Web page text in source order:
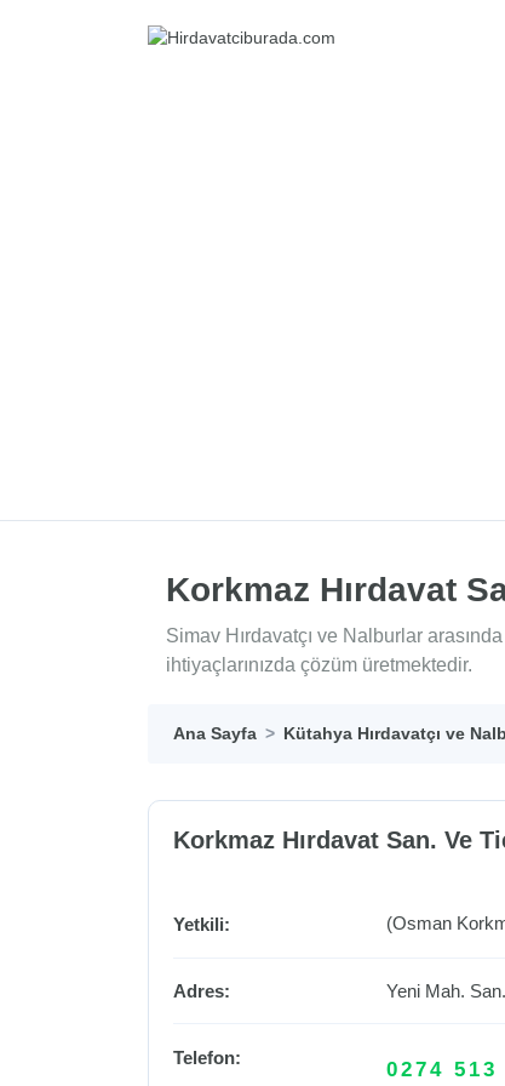
Korkmaz Hırdavat
Simav Hırdavatçı ve Nalburlar
ihtiyaçlarınızda çözüm üretmektedir.
Ana Sayfa Kütahya Hırdavatçı ve
Korkmaz Hırdavat San. Ve
Yetkili: (Osman
Adres: Yeni Mah.
Telefon:
0274 513